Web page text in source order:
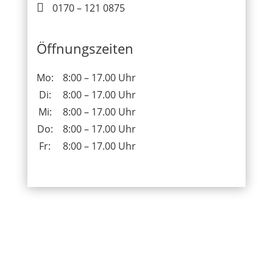

0170 – 121 0875
Öffnungszeiten
Mo:
8:00 – 17.00 Uhr
Di:
8:00 – 17.00 Uhr
Mi:
8:00 – 17.00 Uhr
Do:
8:00 – 17.00 Uhr
Fr:
8:00 – 17.00 Uhr